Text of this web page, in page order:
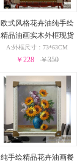
欧式风格花卉油纯手绘
精品油画实木外框现货
现发葡萄花瓶与酒杯24
小时之内发货
A:外框尺寸：73*63CM
￥228 ￥350
纯手绘精品花卉油画餐